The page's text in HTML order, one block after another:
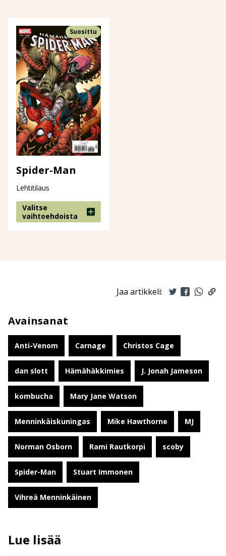
Spider-Man
Suosittu
Lehtitilaus
Valitse
vaihtoehdoista
Jaa artikkeli:
Avainsanat
Anti-Venom Carnage Christos Cage
dan slott Hämähäkkimies J. Jonah Jameson
kombucha Mary Jane Watson
Menninkäiskuningas Mike Hawthorne MJ
Norman Osborn Rami Rautkorpi scoby
Spider-Man Stuart Immonen
Vihreä Menninkäinen
Lue lisää